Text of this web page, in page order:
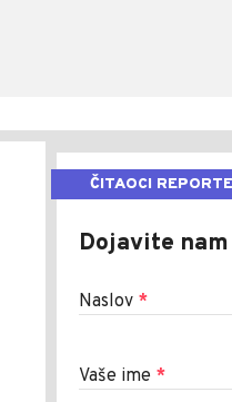
ČITAOCI
Dojavite
Naslov *
Vaše ime *